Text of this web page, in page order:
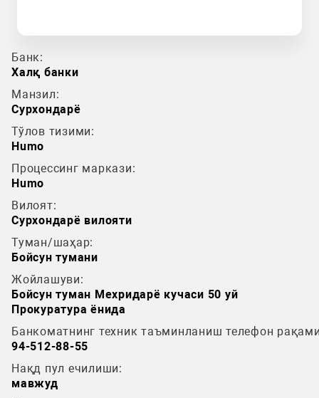
Банк:
Халқ банки
Манзил:
Сурхондарё
Тўлов тизими:
Humo
Процессинг маркази:
Humo
Вилоят:
Сурхондарё вилояти
Туман/шаҳар:
Бойсун тумани
Жойлашуви:
Бойсун туман Мехридарё кучаси 50 уй
Прокуратура ёнида
Банкоматнинг техник таъминланиш телефон
94-512-88-55
Нақд пул ечилиши:
мавжуд